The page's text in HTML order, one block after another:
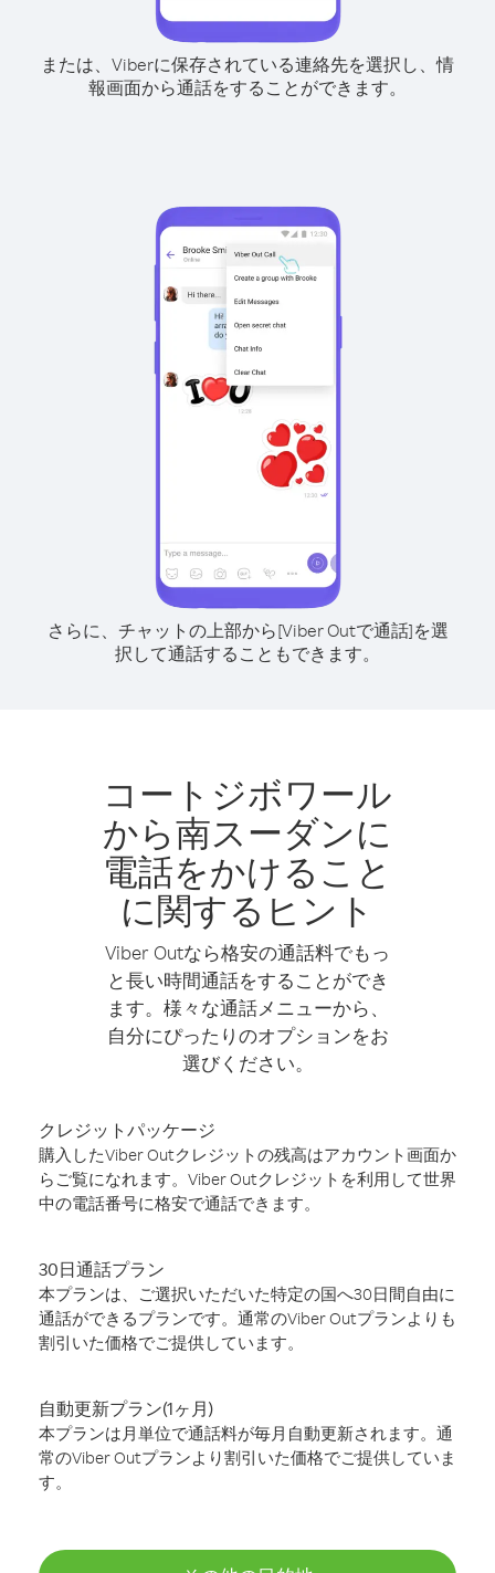
または、Viberに保存されている連絡先を選択し、情
報画面から通話をすることができます。
さらに、チャットの上部から[Viber Outで通話]を選
択して通話することもできます。
コートジボワール
から南スーダンに
電話をかけること
に関するヒント
Viber Outなら格安の通話料でもっ
と長い時間通話をすることができ
ます。様々な通話メニューから、
自分にぴったりのオプションをお
選びください。
クレジットパッケージ
購入したViber Outクレジットの残高はアカウント画面か
らご覧になれます。Viber Outクレジットを利用して世界
中の電話番号に格安で通話できます。
30日通話プラン
本プランは、ご選択いただいた特定の国へ30日間自由に
通話ができるプランです。通常のViber Outプランよりも
割引いた価格でご提供しています。
自動更新プラン(1ヶ月)
本プランは月単位で通話料が毎月自動更新されます。通
常のViber Outプランより割引いた価格でご提供していま
す。